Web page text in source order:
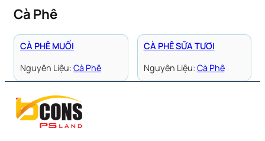
Cà Phê
CÀ PHÊ MUỐI
Nguyên Liệu: Cà Phê
CÀ PHÊ SỮA TƯƠI
Nguyên Liệu: Cà Phê